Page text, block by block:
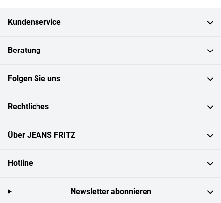
Kundenservice
Beratung
Folgen Sie uns
Rechtliches
Über JEANS FRITZ
Hotline
Newsletter abonnieren